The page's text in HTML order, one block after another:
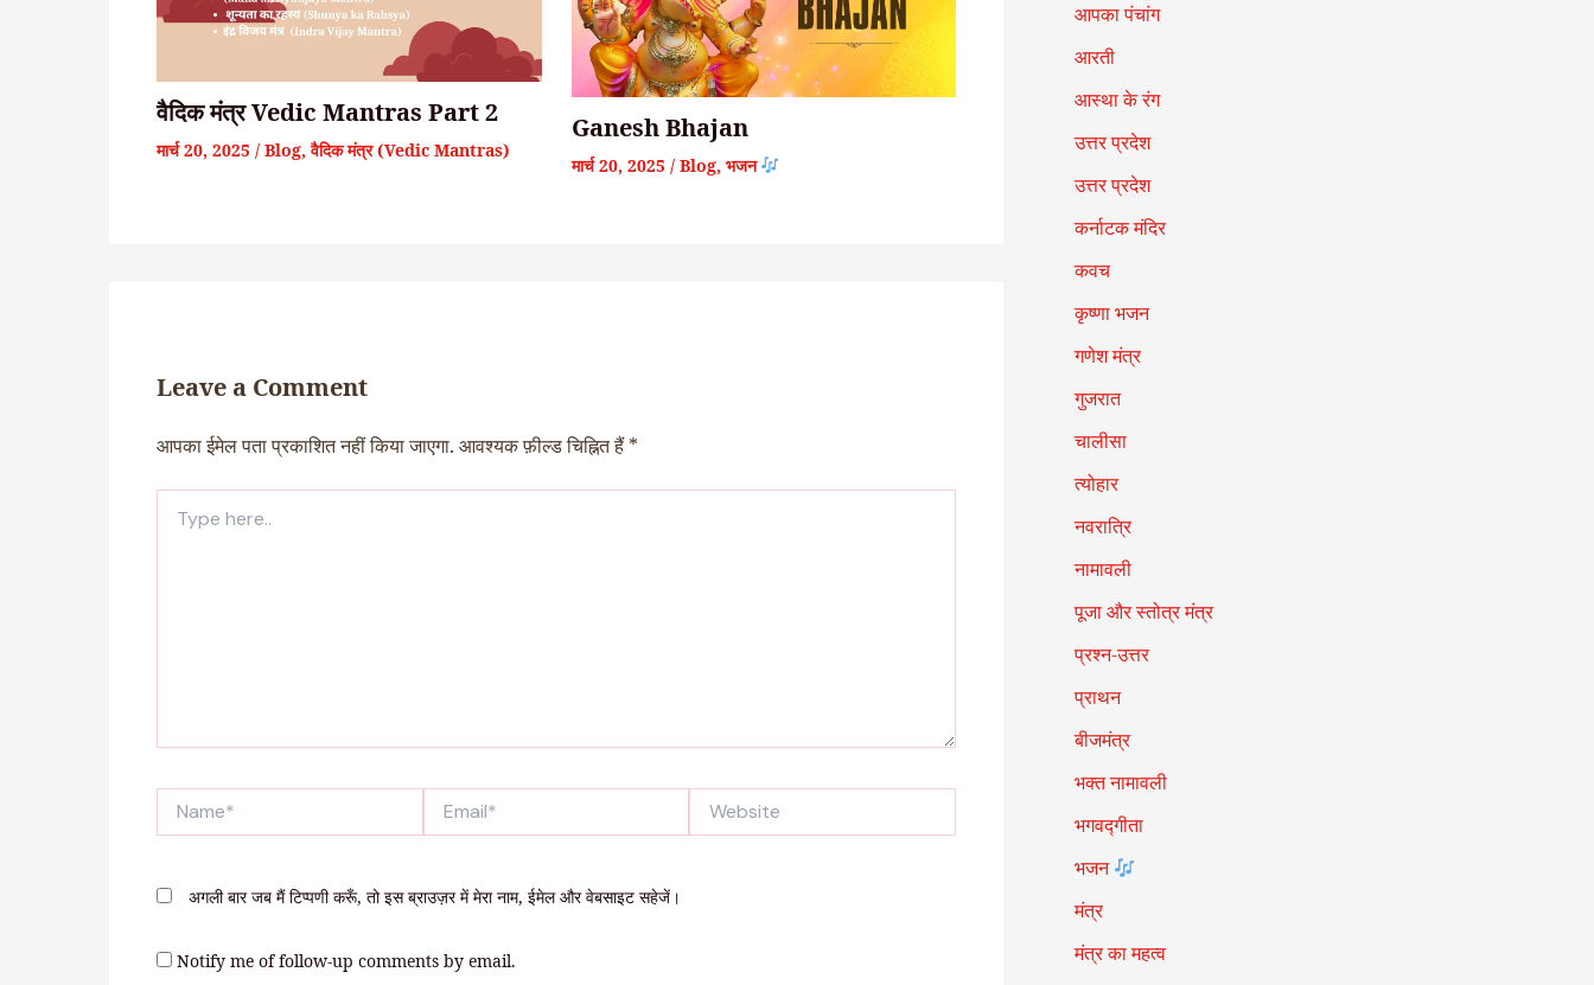
वैदिक मंत्र Vedic Mantras Part 2
मार्च 20, 2025 / Blog,वैदिक मंत्र (Vedic Mantras)
Ganesh Bhajan
मार्च 20, 2025 / Blog, भजन
Leave a Comment
आपका ईमेल पता प्रकाशित नहीं किया जाएगा. आवश्यक फ़ील्ड चिह्नित हैं*
here..
अगली बार जब मैं टिप्पणी करूँ, तो इस ब्राउज़र में मेरा नाम, ईमेल और वेबसाइट सहेजें।
Notify me of follow-up comments by email.
आपका पंचांग
आरती
आस्था के रंग
उत्तर प्रदेश
उत्तर प्रदेश
कर्नाटक मंदिर
कवच
कृष्णा भजन
गणेश मंत्र
गुजरात
चालीसा
त्योहार
नवरात्रि
नामावली
पूजा और स्तोत्र मंत्र
प्रश्न-उत्तर
प्राथन
बीजमंत्र
भक्त नामावली
भगवद्गीता
भजन
मंत्र
मंत्र का महत्व